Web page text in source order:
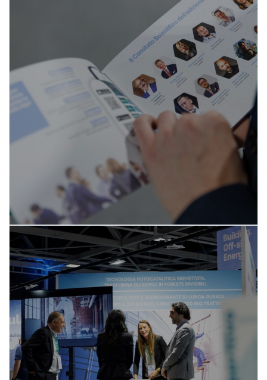
I componenti del Comitato
Scientifico 2026
SCOPRI DI PIÙ
I Partner di REbuild
SCOPRI DI PIÙ